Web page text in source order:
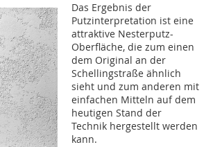
Das Ergebnis der
Putzinterpretation ist eine
attraktive Nesterputz-
Oberfläche, die zum einen
dem Original an der
Schellingstraße ähnlich
sieht und zum anderen mit
einfachen Mitteln auf dem
heutigen Stand der
Technik hergestellt werden
kann.